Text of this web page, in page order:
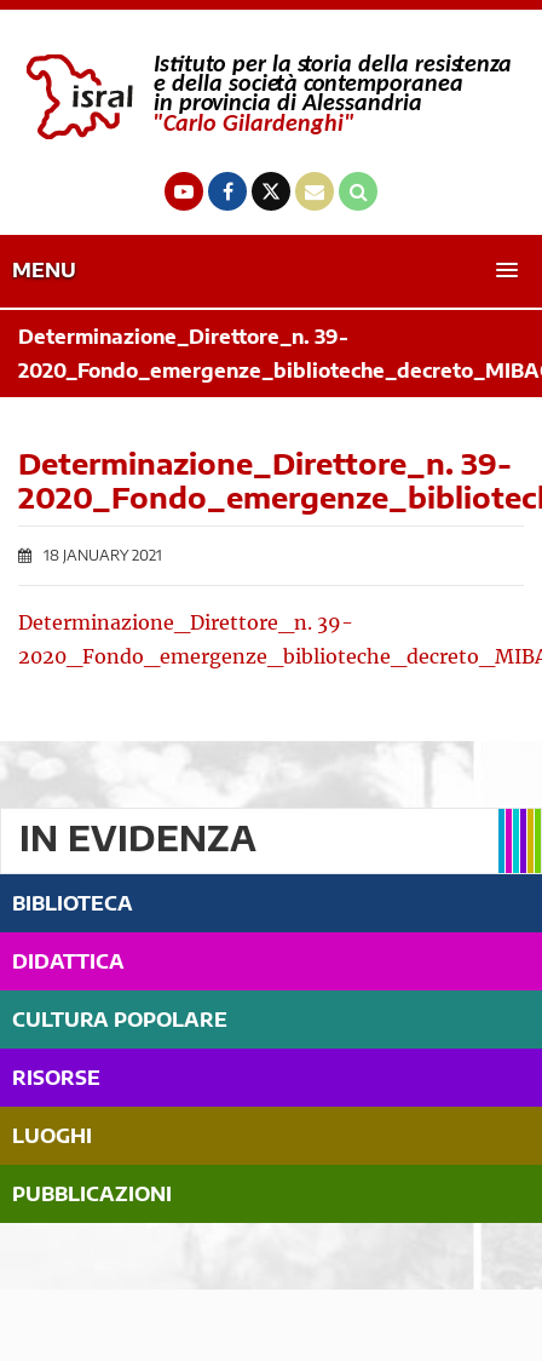
MENU
Determinazione_Direttore_n. 39-
Determinazione_Direttore_n. 39-
18 JANUARY 2021
Determinazione_Direttore_n. 39-
IN EVIDENZA
BIBLIOTECA
DIDATTICA
CULTURA POPOLARE
RISORSE
LUOGHI
PUBBLICAZIONI